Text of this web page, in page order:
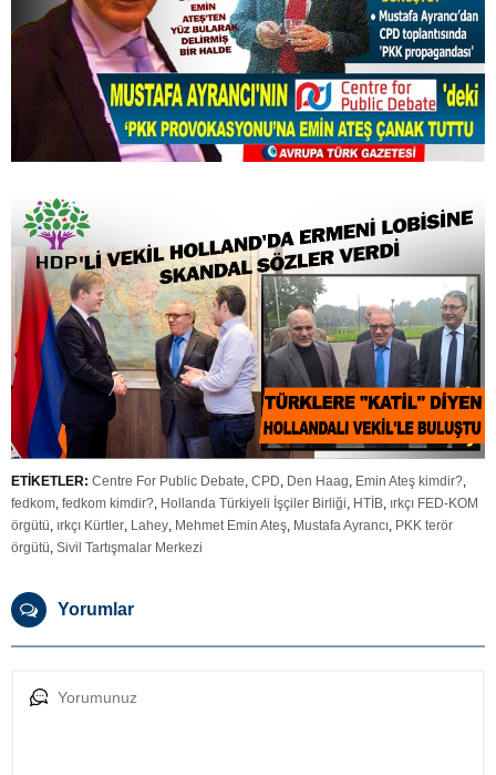
ETİKETLER: Centre For Public Debate CPD Den Haag Emin Ateş kimdir?
fedkom fedkom kimdir? Hollanda Türkiyeli İşçiler Birliği HTİB ırkçı FED-KOM
örgütü ırkçı Kürtler Lahey Mehmet Emin Ateş Mustafa Ayrancı PKK terör
örgütü Sivil Tartışmalar Merkezi
Yorumlar